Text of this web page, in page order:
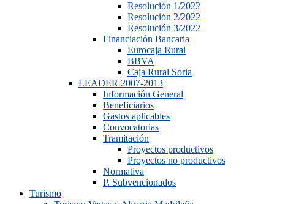
Resolución 1/2022
Resolución 2/2022
Resolución 3/2022
Financiación Bancaria
Eurocaja Rural
BBVA
Caja Rural Soria
LEADER 2007-2013
Información General
Beneficiarios
Gastos aplicables
Convocatorias
Tramitación
Proyectos productivos
Proyectos no productivos
Normativa
P. Subvencionados
Turismo